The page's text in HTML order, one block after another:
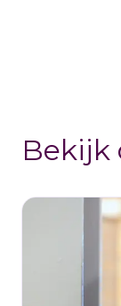
Bekijk